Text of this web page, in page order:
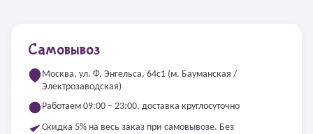
Самовывоз
Москва, ул. Ф. Энгельса, 64с1 (м. Бауманская /
Электрозаводская)
Работаем 09:00 – 23:00, доставка круглосуточно
Скидка 5% на весь заказ при самовывозе. Без